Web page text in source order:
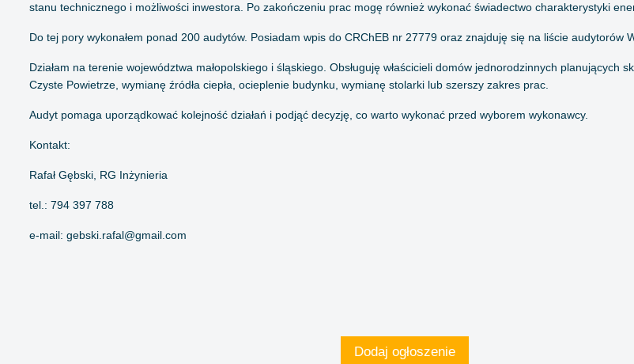
stanu technicznego i możliwości inwestora. Po zakończeniu prac mogę również wykonać świadectwo charakterystyki
Do tej pory wykonałem ponad 200 audytów. Posiadam wpis do CRChEB nr 27779 oraz znajduję się na liście audytorów
Działam na terenie województwa małopolskiego i śląskiego. Obsługuję właścicieli domów jednorodzinnych planujących
Czyste Powietrze, wymianę źródła ciepła, ocieplenie budynku, wymianę stolarki lub szerszy zakres prac.
Audyt pomaga uporządkować kolejność działań i podjąć decyzję, co warto wykonać przed wyborem wykonawcy.
Kontakt:
Rafał Gębski, RG Inżynieria
tel.: 794 397 788
e-mail: gebski.rafal@gmail.com
Dodaj ogłoszenie